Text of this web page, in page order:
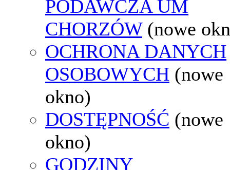
PODAWCZA UM
CHORZÓW (nowe
OCHRONA DANYCH
OSOBOWYCH (nowe
okno)
DOSTĘPNOŚĆ (nowe
okno)
GODZINY